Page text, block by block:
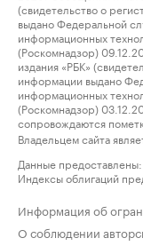
(свидетельство о
выдано Федеральной
информационных
(Роскомнадзор)
издания «РБК»
информации выдано
информационных
(Роскомнадзор)
сопровождаются
Владельцем сайта
Данные предоставлены:
Индексы облигаций
Информация об
О соблюдении